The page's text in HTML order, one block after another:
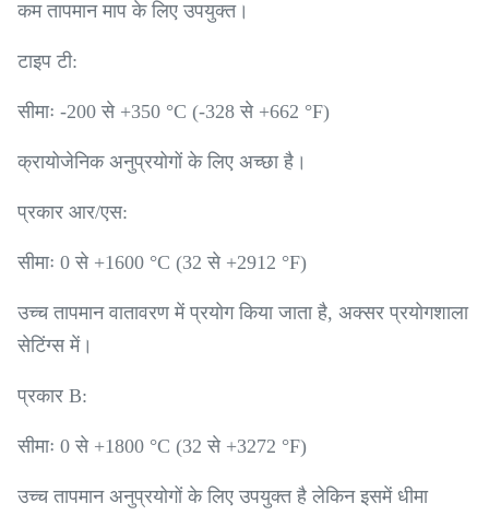
कम तापमान माप के लिए उपयुक्त।
टाइप टी:
सीमाः -200 से +350 °C (-328 से +662 °F)
क्रायोजेनिक अनुप्रयोगों के लिए अच्छा है।
प्रकार आर/एस:
सीमाः 0 से +1600 °C (32 से +2912 °F)
उच्च तापमान वातावरण में प्रयोग किया जाता है, अक्सर प्रयोगशाला
सेटिंग्स में।
प्रकार B:
सीमाः 0 से +1800 °C (32 से +3272 °F)
उच्च तापमान अनुप्रयोगों के लिए उपयुक्त है लेकिन इसमें धीमा